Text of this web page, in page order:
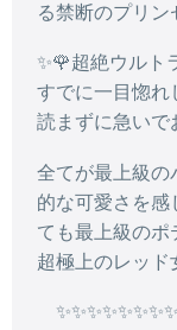
る禁断のプリン
✨🌹超絶ウルト
すでに一目惚れ
読まずに急いで
全てが最上級の
的な可愛さを
ても最上級のポ
超極上のレッド